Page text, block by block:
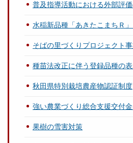
普及指導活動における外部評
水稲新品種「あきたこまちＲ」
そばの里づくりプロジェクト
種苗法改正に伴う登録品種の
秋田県特別栽培農産物認証制度
強い農業づくり総合支援交付
果樹の雪害対策